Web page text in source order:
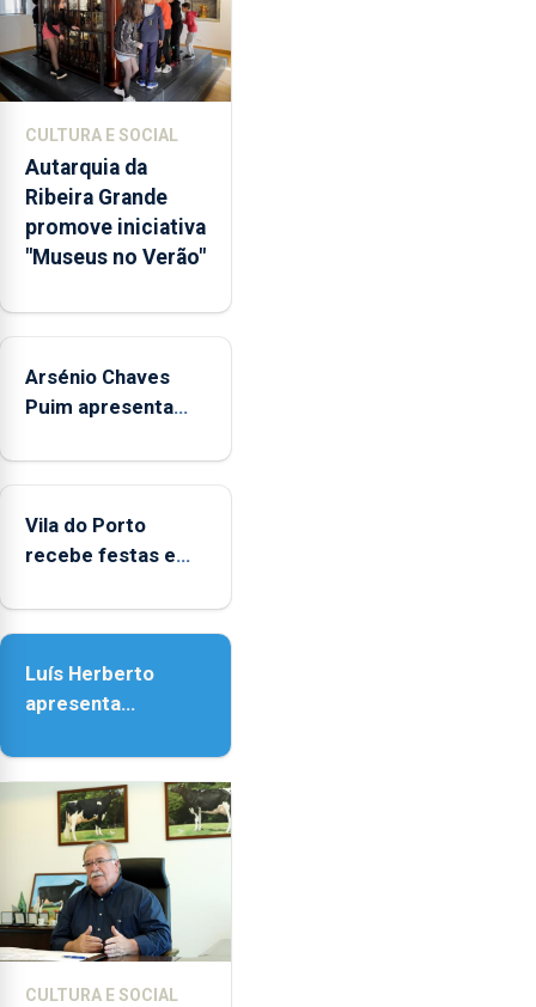
museus
e
núcleos
integrados
na
Rede
Municipal
de
aos
durante
o
de
entre
as
e
as
18h00.
CULTURA E SOCIAL
Autarquia da
Ribeira Grande
promove iniciativa
"Museus no Verão"
Arsénio Chaves
Puim apresenta
de Vila do Porto
Vila do Porto
recebe festas em
Senhora da
Luís Herberto
apresenta
Paisagem’
CULTURA E SOCIAL